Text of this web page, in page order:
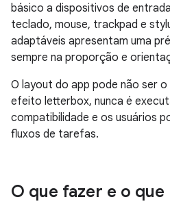
básico a dispositivos de
teclado, mouse, trackpad e
adaptáveis apresentam uma
sempre na proporção e
O layout do app pode não ser o
efeito letterbox, nunca é
compatibilidade e os usuários
fluxos de tarefas.
O que fazer e o que